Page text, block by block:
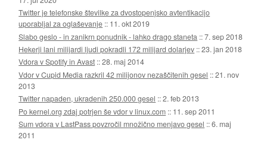
Twitter je telefonske številke za dvostopenjsko avtentikacijo
uporabljal za oglaševanje :: 11. okt 2019
Slabo geslo - in zanikrn ponudnik - lahko drago staneta ::7. sep 2018
Hekerji lani milijardi ljudi pokradli 172 milijard dolarjev ::23. jan 2018
Vdora v Spotify in Avast ::28. maj 2014
Vdor v Cupid Media razkril 42 milijonov nezaščitenih gesel ::21. nov
2013
Twitter napaden, ukradenih 250.000 gesel ::2. feb 2013
Po kernel.org zdaj potrjen še vdor v linux.com :: 11. sep 2011
Sum vdora v LastPass povzročil množično menjavo gesel ::6. maj
2011